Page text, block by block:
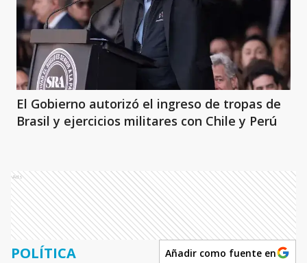
El Gobierno autorizó el ingreso de tropas de
Brasil y ejercicios militares con Chile y Perú
Ads
POLÍTICA Añadir como fuente en